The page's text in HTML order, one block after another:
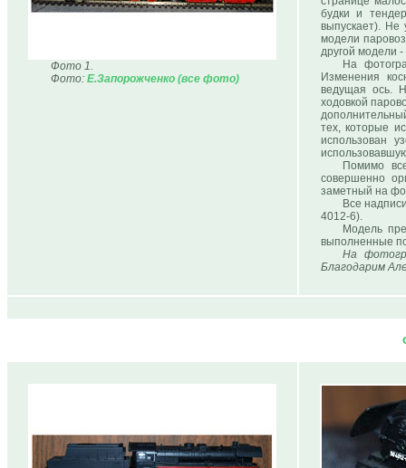
Фото 1.
Фото: Е.Запорожченко (все фото)
будки и
выпускает). Не
модели
другой модели
На
Изменения
ведущая ось.
ходовкой
тех, которые
использован
Помимо
совершенно
заметный на
Все
4012-6).
Модель
выполненные
На
Благодарим